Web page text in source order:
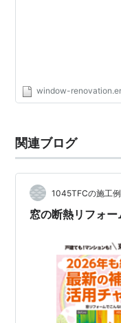
window-
関連ブログ
1045TFCの施工
窓の断熱リフォ